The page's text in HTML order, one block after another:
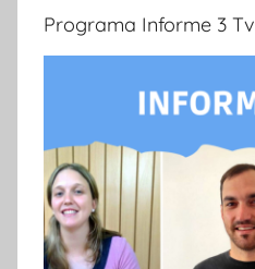
Programa Informe 3 Tv